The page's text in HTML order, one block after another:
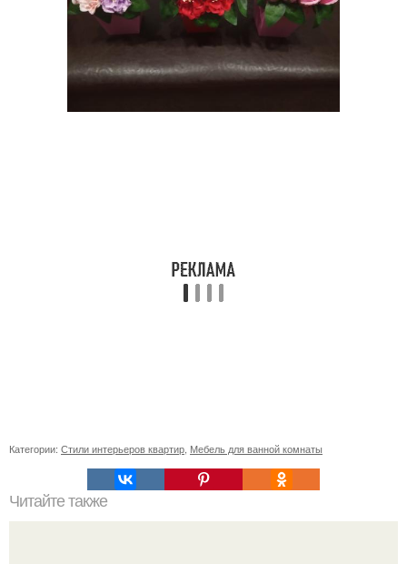
Категории: Стили интерьеров квартир, Мебель для ванной комнаты
Читайте также